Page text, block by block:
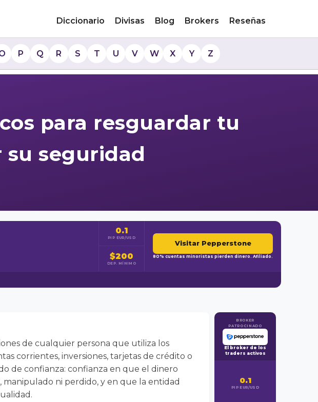
Diccionario Divisas Blog Brokers Reseñas
P Q R S T U V W X Y Z
para resguardar tu
seguridad
0.1
PIP EUR/USD
$200
DEP. MÍNIMO
Visitar Pepperstone
80% cuentas minoristas pierden dinero. Afiliado.
de cualquier persona que utiliza los
corrientes, inversiones, tarjetas de crédito o
de confianza: confianza en que el dinero
manipulado ni perdido, y en que la entidad
BROKER
PATROCINADO
El broker de los
traders activos
0.1
PIP EUR/USD